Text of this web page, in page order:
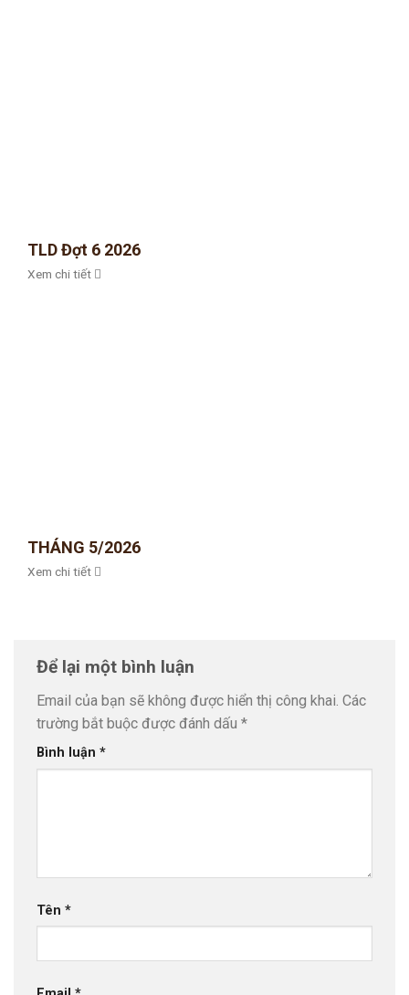
TLD Đợt 6 2026
Xem chi tiết
THÁNG 5/2026
Xem chi tiết
Để lại một bình luận
Email của bạn sẽ không được hiển thị công khai. Các
trường bắt buộc được đánh dấu *
Bình luận *
Tên *